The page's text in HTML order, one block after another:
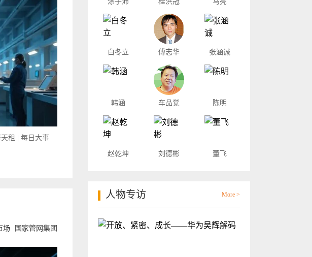
租 | 每日大事
场 国家管网集团
白冬立 傅志华 张涵诚
韩涵 车品觉 陈明
赵乾坤 刘德彬 董飞
人物专访 More >